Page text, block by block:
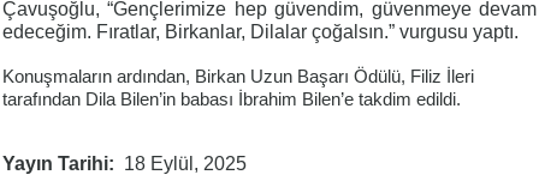
Çavuşoğlu, “Gençlerimize hep güvendim, güvenmeye devam
edeceğim. Fıratlar, Birkanlar, Dilalar çoğalsın.” vurgusu yaptı.
Konuşmaların ardından, Birkan Uzun Başarı Ödülü, Filiz İleri
tarafından Dila Bilen’in babası İbrahim Bilen’e takdim edildi.
Yayın Tarihi 18 Eylül, 2025